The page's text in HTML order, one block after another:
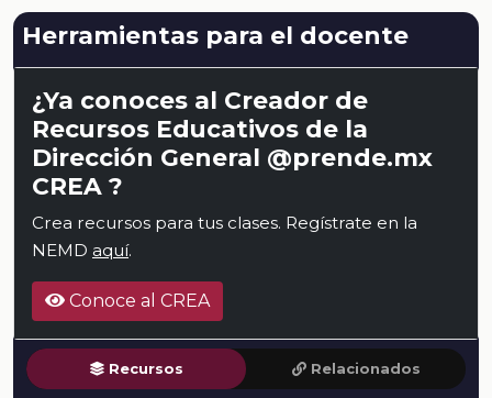
Herramientas para el docente
¿Ya conoces al Creador de
Recursos Educativos de la
Dirección General @prende.mx
CREA ?
Crea recursos para tus clases. Regístrate en la
NEMD aquí.
Conoce al CREA
Recursos Relacionados